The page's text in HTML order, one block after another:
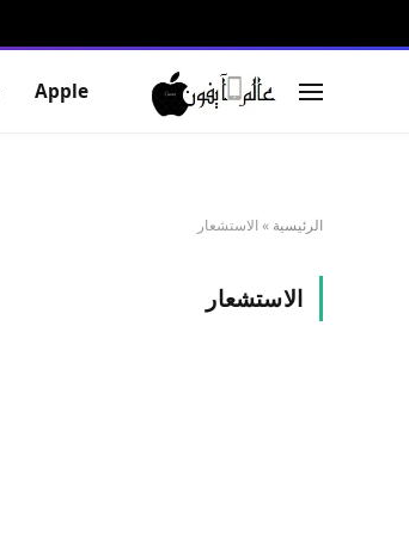
Apple
الرئيسية » الاستشعار
الاستشعار